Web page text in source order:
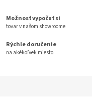
Možnosť vypočuť si
tovar v našom showroome
Rýchle doručenie
na akékoľvek miesto